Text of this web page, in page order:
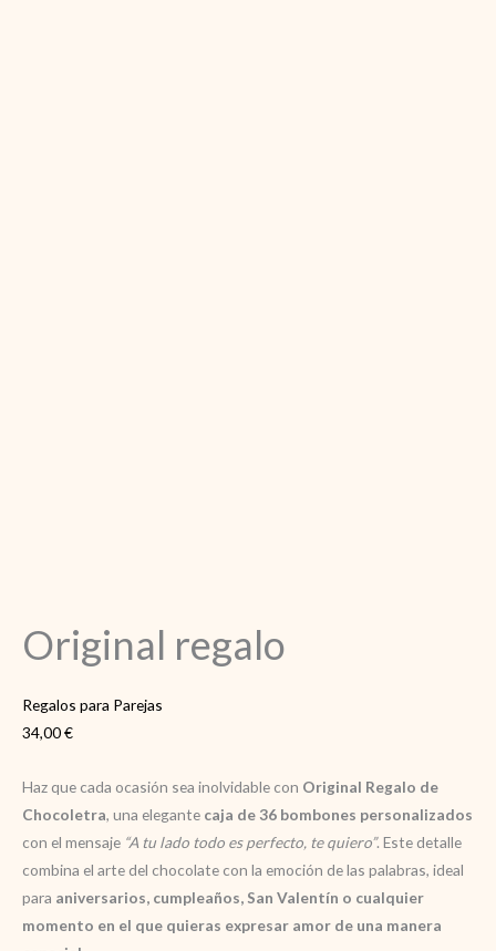
Original regalo
Regalos para Parejas
34,00€
Haz que cada ocasión sea inolvidable con Original Regalo de
Chocoletra, una elegante caja de 36 bombones personalizados
con el mensaje “A tu lado todo es perfecto, te quiero”. Este detalle
combina el arte del chocolate con la emoción de las palabras, ideal
para aniversarios, cumpleaños, San Valentín o cualquier
momento en el que quieras expresar amor de una manera